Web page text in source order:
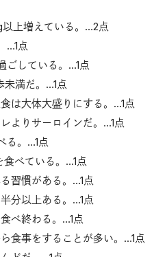
上増えている。…2点
…1点
ごしている。…1点
満だ。…1点
は大体大盛りにする。…1点
よりサーロインだ。…1点
る。…1点
食べている。…1点
習慣がある。…1点
分以上ある。…1点
べ終わる。…1点
食事をすることが多い。…1点